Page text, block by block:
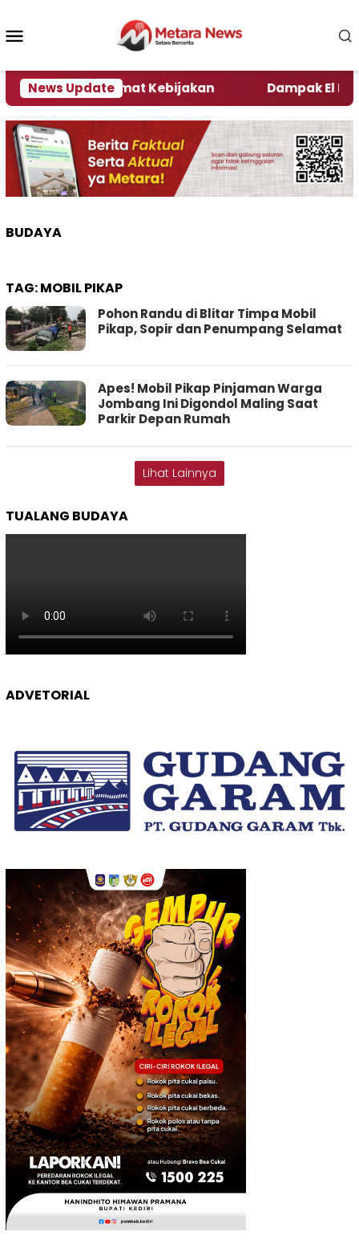
konten
News Update
Kata Pengamat Kebijakan Dampak El Nino,
BUDAYA
TAG:MOBIL PIKAP
Pohon Randu di Blitar Timpa Mobil
Pikap, Sopir dan Penumpang Selamat
Apes! Mobil Pikap Pinjaman Warga
Jombang Ini Digondol Maling Saat
Parkir Depan Rumah
Lihat Lainnya
TUALANG BUDAYA
ADVETORIAL